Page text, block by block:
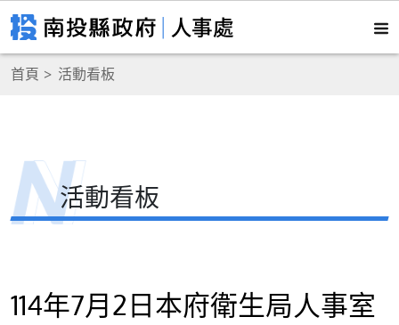
首頁 活動看板
活動看板
114年7月2日本府衛生局人事室